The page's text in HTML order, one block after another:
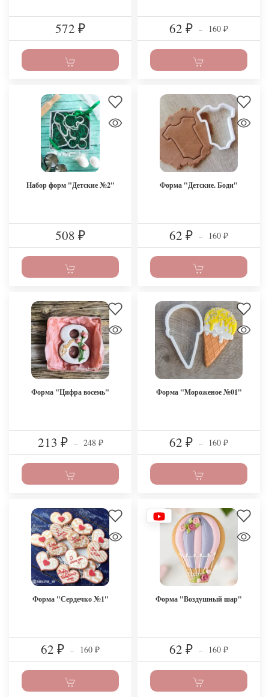
572 ₽ 62 ₽ – 160 ₽
Набор форм "Детские №2"
508 ₽
Форма "Детские. Боди"
62 ₽ – 160 ₽
Форма "Цифра восемь"
213 ₽ – 248 ₽
Форма "Мороженое №01"
62 ₽ – 160 ₽
Форма "Сердечко №1"
62 ₽ – 160 ₽
Форма "Воздушный шар"
62 ₽ – 160 ₽